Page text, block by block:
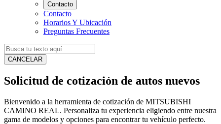
Contacto
Contacto
Horarios Y Ubicación
Preguntas Frecuentes
CANCELAR
Solicitud de cotización de autos nuevos
Bienvenido a la herramienta de cotización de MITSUBISHI
CAMINO REAL. Personaliza tu experiencia eligiendo entre nuestra
gama de modelos y opciones para encontrar tu vehículo perfecto.